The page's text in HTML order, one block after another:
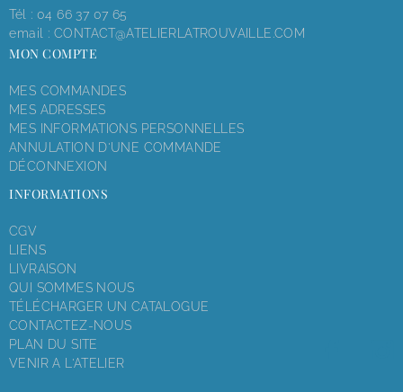
Tél : 04 66 37 07 65
email : CONTACT@ATELIERLATROUVAILLE.COM
MON COMPTE
MES COMMANDES
MES ADRESSES
MES INFORMATIONS PERSONNELLES
ANNULATION D'UNE COMMANDE
DÉCONNEXION
INFORMATIONS
CGV
LIENS
LIVRAISON
QUI SOMMES NOUS
TÉLÉCHARGER UN CATALOGUE
CONTACTEZ-NOUS
PLAN DU SITE
VENIR A L'ATELIER